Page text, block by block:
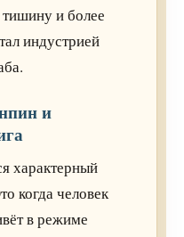
тишину и более
индустрией
и
характерный
когда человек
в режиме